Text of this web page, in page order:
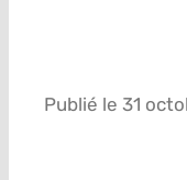
Publié le 31